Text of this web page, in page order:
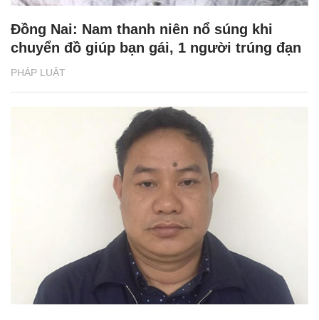
PHÁP LUẬT
Đồng Nai: Nam thanh niên nổ súng khi
chuyển đồ giúp bạn gái, 1 người trúng đạn